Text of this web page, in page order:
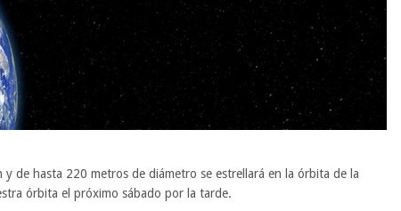
de hasta 220 metros de diámetro se estrellará en la órbita de la
órbita el próximo sábado por la tarde.